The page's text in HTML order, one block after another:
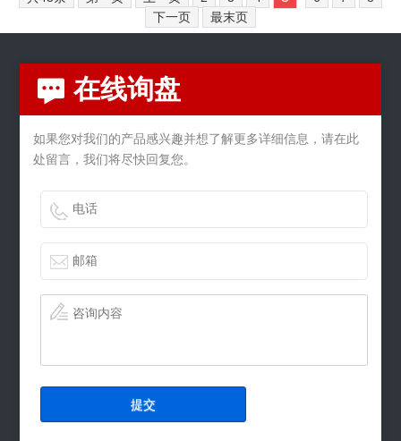
下一页
最末页
在线询盘
如果您对我们的产品感兴趣并想了解更多详细信息，请在此
处留言，我们将尽快回复您。